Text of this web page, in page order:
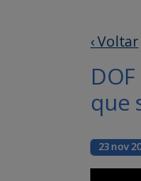
‹ Voltar
que
23 nov